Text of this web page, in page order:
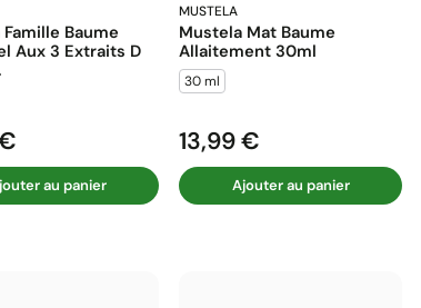
Baume
Aux 3 Extraits D
au panier
MUSTELA
Mustela Mat Baume
Allaitement 30ml
30 ml
Prix
13,99 €
Ajouter au panier